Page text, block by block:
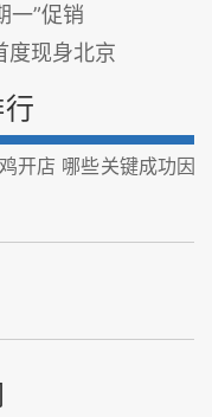
一”促销
度现身北京
开店 哪些关键成功因